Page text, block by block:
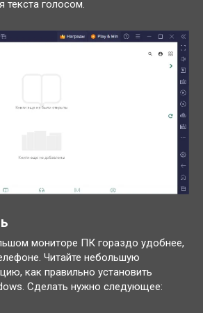
текста голосом.
мониторе ПК гораздо удобнее,
Читайте небольшую
как правильно установить
Сделать нужно следующее: